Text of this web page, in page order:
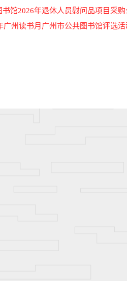
书馆2026年退休人员慰问品项目采
广州读书月广州市公共图书馆评选